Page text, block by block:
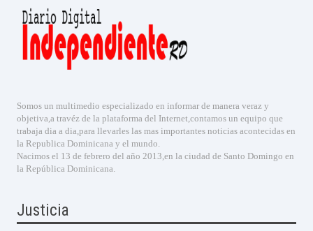
Somos un multimedio especializado en informar de manera veraz y
objetiva,a travéz de la plataforma del Internet,contamos un equipo que
trabaja dia a dia,para llevarles las mas importantes noticias acontecidas en
la Republica Dominicana y el mundo.
Nacimos el 13 de febrero del año 2013,en la ciudad de Santo Domingo en
la República Dominicana.
Justicia